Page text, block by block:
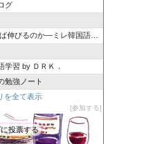
グ
びるのか―ミレ韓国語学院
学習 by ＤＲＫ．
勉強ノート
を全て表示
参加する
投票する